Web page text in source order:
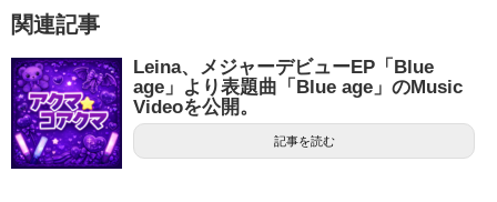
関連記事
Leina、メジャーデビューEP「Blue
age」より表題曲「Blue age」のMusic
Videoを公開。
記事を読む